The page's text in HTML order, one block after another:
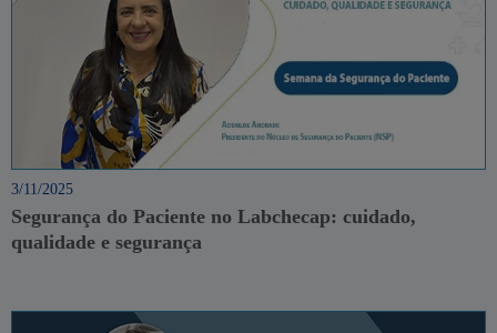
3/11/2025
Segurança do Paciente no Labchecap: cuidado,
qualidade e segurança